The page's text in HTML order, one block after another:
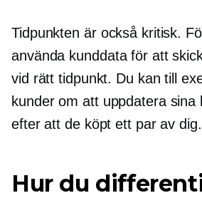
Tidpunkten är också kritisk.
använda kunddata för att
vid rätt tidpunkt. Du kan till
kunder om att uppdatera sina
efter att de köpt ett par av dig.
Hur du